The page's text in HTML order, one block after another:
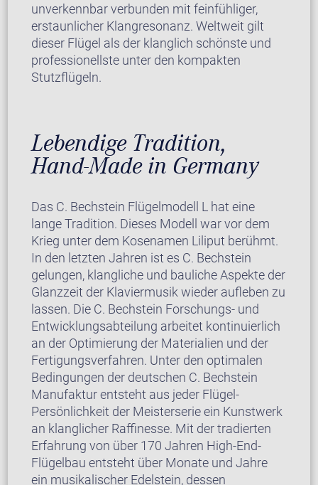
unverkennbar verbunden mit feinfühliger,
erstaunlicher Klangresonanz. Weltweit gilt
dieser Flügel als der klanglich schönste und
professionellste unter den kompakten
Stutzflügeln.
Lebendige Tradition,
Hand-Made in Germany
Das C. Bechstein Flügelmodell L hat eine
lange Tradition. Dieses Modell war vor dem
Krieg unter dem Kosenamen Liliput berühmt.
In den letzten Jahren ist es C. Bechstein
gelungen, klangliche und bauliche Aspekte der
Glanzzeit der Klaviermusik wieder aufleben zu
lassen. Die C. Bechstein Forschungs- und
Entwicklungsabteilung arbeitet kontinuierlich
an der Optimierung der Materialien und der
Fertigungsverfahren. Unter den optimalen
Bedingungen der deutschen C. Bechstein
Manufaktur entsteht aus jeder Flügel-
Persönlichkeit der Meisterserie ein Kunstwerk
an klanglicher Raffinesse. Mit der tradierten
Erfahrung von über 170 Jahren High-End-
Flügelbau entsteht über Monate und Jahre
ein musikalischer Edelstein, dessen